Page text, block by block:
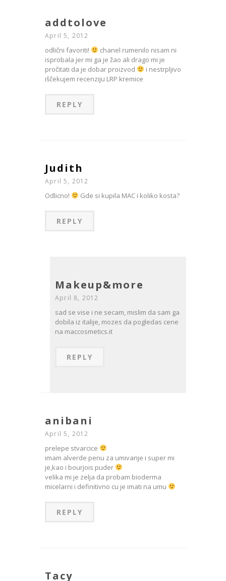
addtolove
April 5, 2012
odlični favoriti!
chanel rumenilo nisam ni
isprobala jer mi ga je žao ali drago mi je
pročitati da je dobar proizvod
i nestrpljivo
iščekujem recenziju LRP kremice
REPLY
Judith
April 5, 2012
Odlicno! Gde si kupila MAC i koliko kosta?
REPLY
Makeup&more
April 8, 2012
sad se vise i ne secam, mislim da sam ga
dobila iz italije, mozes da pogledas cene
na maccosmetics.it
REPLY
anibani
April 5, 2012
prelepe stvarcice
imam alverde penu za umivanje i super mi
je,kao i bourjois puder
velika mi je zelja da probam bioderma
micelarni i definitivno cu je imati na umu
REPLY
Tacy